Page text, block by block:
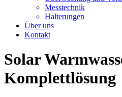
Messtechnik
Halterungen
Über uns
Kontakt
Solar
Komplettlösung